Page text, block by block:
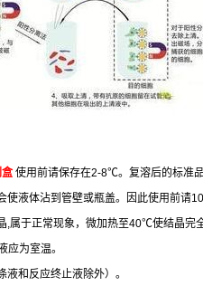
盒使用前请保存在2-8℃。复溶后的标准
使液体沾到管壁或瓶盖。因此使用前请
属于正常现象，微加热至40℃使结晶完
应为室温。
和反应终止液除外）。